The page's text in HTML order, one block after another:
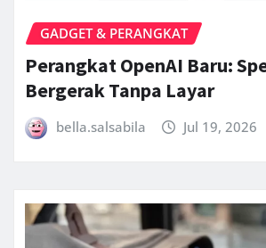
GADGET & PERANGKAT
Perangkat OpenAI Baru:
Bergerak Tanpa Layar
bella.salsabila Jul 19, 2026